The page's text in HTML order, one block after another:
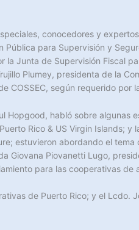
conocedores y
para Supervisión y
Junta de Supervisión Fiscal
Plumey, presidenta de la
COSSEC, según requerido por
Hopgood, habló sobre
Rico & US Virgin Islands;
estuvieron abordando el
Giovana Piovanetti Lugo,
para las cooperativas
de Puerto Rico; y el